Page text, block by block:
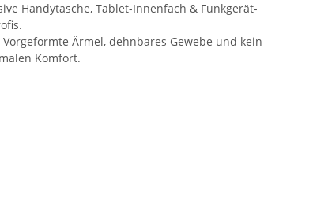
Handytasche, Tablet-Innenfach & Funkgerät-
Vorgeformte Ärmel, dehnbares Gewebe und kein
Komfort.